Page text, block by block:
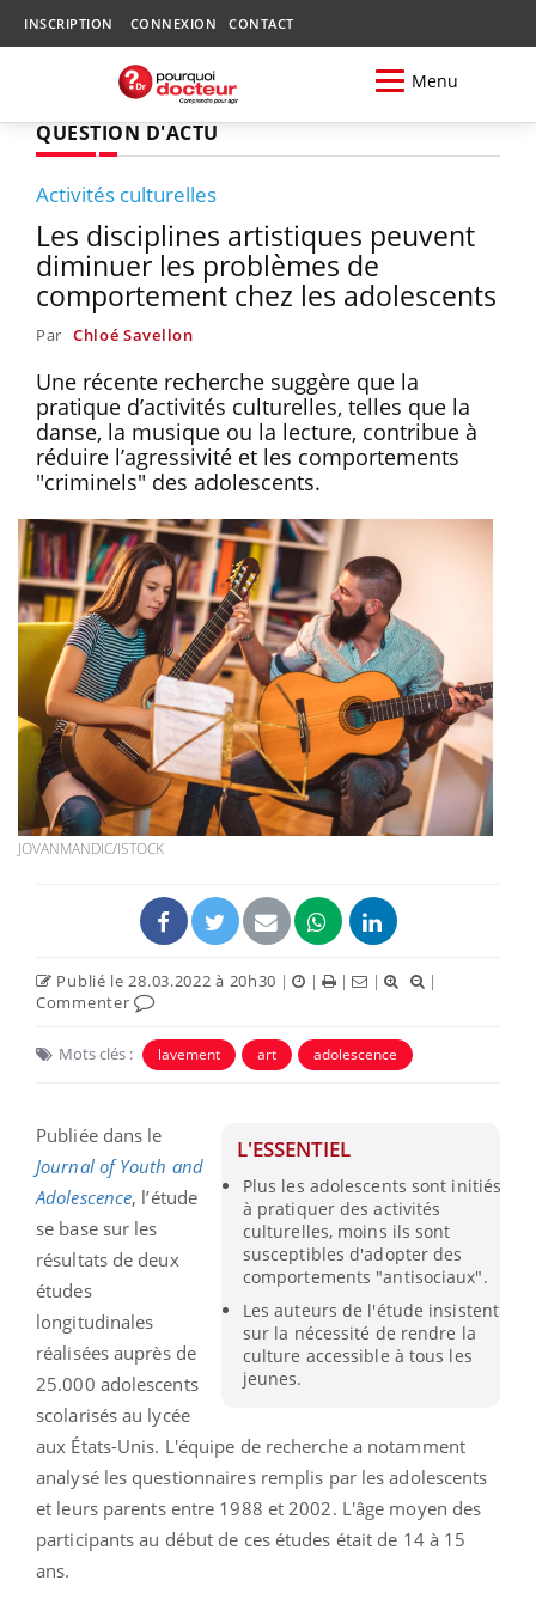
INSCRIPTION CONNEXION CONTACT
Menu
QUESTION D'ACTU
Activités culturelles
Les disciplines artistiques peuvent
diminuer les problèmes de
comportement chez les adolescents
Par Chloé Savellon
Une récente recherche suggère que la
pratique d’activités culturelles, telles que la
danse, la musique ou la lecture, contribue à
réduire l’agressivité et les comportements
"criminels" des adolescents.
JOVANMANDIC/ISTOCK
Publié le 28.03.2022 à 20h30 | | | |
|
Commenter
Mots clés : lavement art adolescence
L'ESSENTIEL
Plus les adolescents sont initiés
à pratiquer des activités
culturelles, moins ils sont
susceptibles d'adopter des
comportements "antisociaux".
Les auteurs de l'étude insistent
sur la nécessité de rendre la
culture accessible à tous les
jeunes.
Publiée dans le
Journal of Youth and
Adolescence, l’étude
se base sur les
résultats de deux
études
longitudinales
réalisées auprès de
25.000 adolescents
scolarisés au lycée
aux États-Unis. L'équipe de recherche a notamment
analysé les questionnaires remplis par les adolescents
et leurs parents entre 1988 et 2002. L'âge moyen des
participants au début de ces études était de 14 à 15
ans.